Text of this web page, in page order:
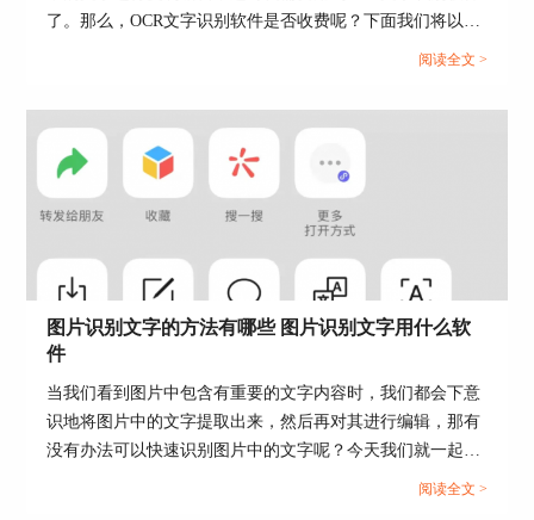
二、转换pdf文件的软件注册码怎么获得
ABBYY FineReader PDF 14有试用版，可以免
费试用30天，可供我们短期使用 ，但是，如果是长
期使用，建议购买正版并激活ABBYY FineReader
那么，转换pdf文件的软件注册码怎么获得
呢？
首先 登录ABBYY FineReader中文网
的软件购
单了，等购买成功后就能拿到软件的注册码了。
了。那么，OCR文字识别软件是否收费呢？下面我们将以
ABBYY FineReader PDF为例，带大家一起来了解下OCR文
关内容。...
阅读全文 >
图片识别文字的方法有哪些 图片识别文字用什么软
件
当我们看到图片中包含有重要的文字内容时，我们都会下意
识地将图片中的文字提取出来，然后再对其进行编辑，那有
没有办法可以快速识别图片中的文字呢？今天我们就一起来
探索一下图片识别文字的方法有哪些，图片识别文字用什么
阅读全文 >